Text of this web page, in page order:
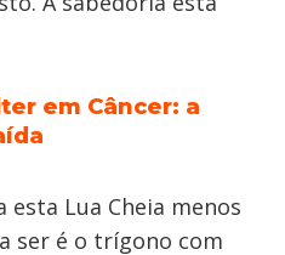
em Câncer: a
Lua Cheia menos
ser é o trígono com